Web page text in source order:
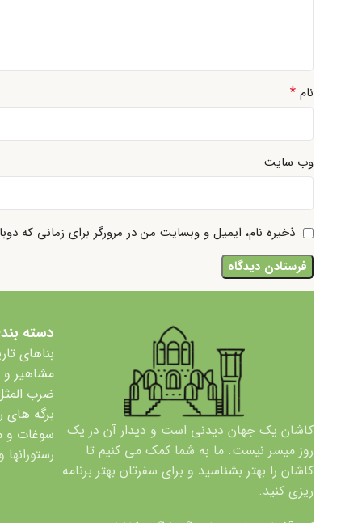
نام *
وب‌ سایت
ذخیره نام، ایمیل و وبسایت من در مرورگر برای زمانی که
کاشان یک جهان دیدنی است و دیدار آن در یک
روز میسر نیست. ما به شما کمک می کنیم تا
کاشان را بهتر بشناسید و برای سفرتان بهتر برنامه
ریزی کنید.
دسته
بناهای
مشاهیر
ضرب
برگه های
سوغات و
رستورانها